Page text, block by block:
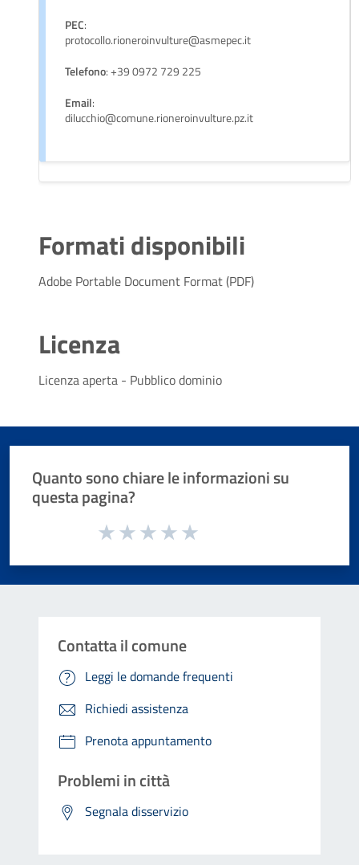
PEC:
protocollo.rioneroinvulture@asmepec.it
Telefono: +39 0972 729 225
Email:
dilucchio@comune.rioneroinvulture.pz.it
Formati disponibili
Adobe Portable Document Format (PDF)
Licenza
Licenza aperta - Pubblico dominio
Quanto sono chiare le informazioni su
questa pagina?
Valuta da 1 a 5 stelle la pagina
Contatta il comune
Leggi le domande frequenti
Richiedi assistenza
Prenota appuntamento
Problemi in città
Segnala disservizio